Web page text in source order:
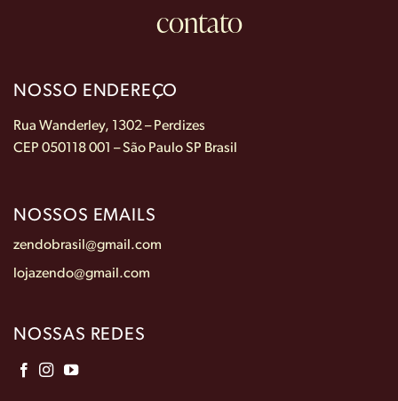
contato
NOSSO ENDEREÇO
Rua Wanderley, 1302 – Perdizes
CEP 050118 001 – São Paulo SP Brasil
NOSSOS EMAILS
zendobrasil@gmail.com
lojazendo@gmail.com
NOSSAS REDES